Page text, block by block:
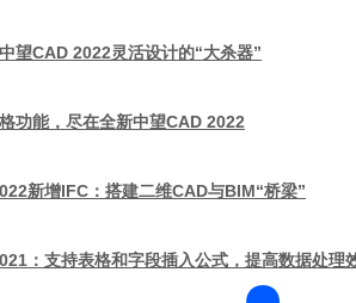
望CAD 2022灵活设计的“大杀器”
功能，尽在全新中望CAD 2022
新增IFC：搭建二维CAD与BIM“桥梁”
：支持表格和字段插入公式，提高数据处理